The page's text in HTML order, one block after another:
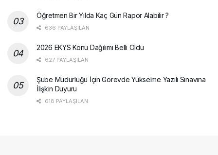
Öğretmen Bir Yılda Kaç Gün Rapor Alabilir ?
636 PAYLAŞILAN
2026 EKYS Konu Dağılımı Belli Oldu
627 PAYLAŞILAN
Şube Müdürlüğü İçin Görevde Yükselme Yazılı Sınavına
İlişkin Duyuru
618 PAYLAŞILAN